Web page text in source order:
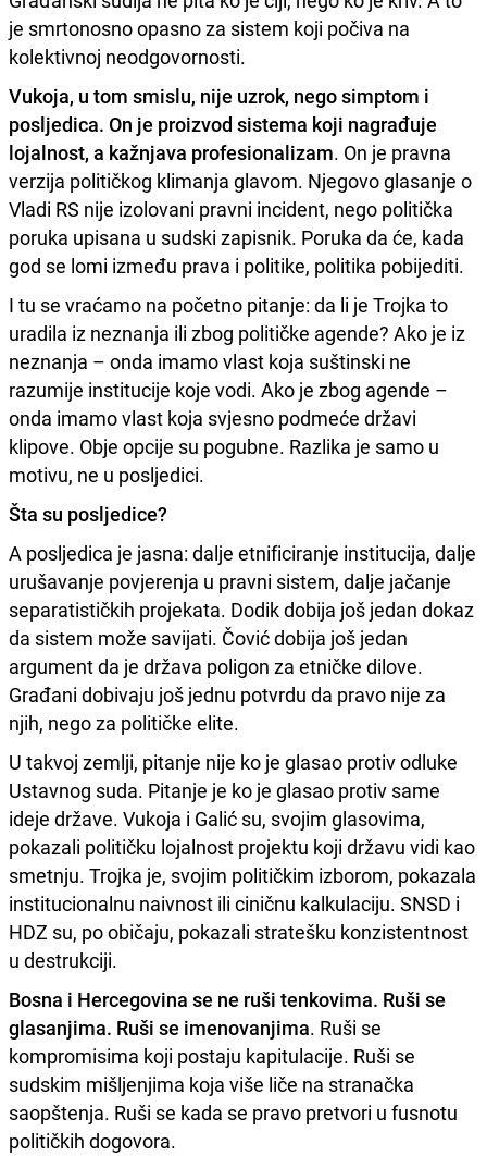
je smrtonosno opasno za sistem koji počiva na
kolektivnoj neodgovornosti.
Vukoja, u tom smislu, nije uzrok, nego simptom i
posljedica. On je proizvod sistema koji nagrađuje
lojalnost, a kažnjava profesionalizam. On je pravna
verzija političkog klimanja glavom. Njegovo glasanje o
Vladi RS nije izolovani pravni incident, nego politička
poruka upisana u sudski zapisnik. Poruka da će, kada
god se lomi između prava i politike, politika pobijediti.
I tu se vraćamo na početno pitanje: da li je Trojka to
uradila iz neznanja ili zbog političke agende? Ako je iz
neznanja – onda imamo vlast koja suštinski ne
razumije institucije koje vodi. Ako je zbog agende –
onda imamo vlast koja svjesno podmeće državi
klipove. Obje opcije su pogubne. Razlika je samo u
motivu, ne u posljedici.
Šta su posljedice?
A posljedica je jasna: dalje etnificiranje institucija, dalje
urušavanje povjerenja u pravni sistem, dalje jačanje
separatističkih projekata. Dodik dobija još jedan dokaz
da sistem može savijati. Čović dobija još jedan
argument da je država poligon za etničke dilove.
Građani dobivaju još jednu potvrdu da pravo nije za
njih, nego za političke elite.
U takvoj zemlji, pitanje nije ko je glasao protiv odluke
Ustavnog suda. Pitanje je ko je glasao protiv same
ideje države. Vukoja i Galić su, svojim glasovima,
pokazali političku lojalnost projektu koji državu vidi kao
smetnju. Trojka je, svojim političkim izborom, pokazala
institucionalnu naivnost ili ciničnu kalkulaciju. SNSD i
HDZ su, po običaju, pokazali stratešku konzistentnost
u destrukciji.
Bosna i Hercegovina se ne ruši tenkovima. Ruši se
glasanjima. Ruši se imenovanjima. Ruši se
kompromisima koji postaju kapitulacije. Ruši se
sudskim mišljenjima koja više liče na stranačka
saopštenja. Ruši se kada se pravo pretvori u fusnotu
političkih dogovora.